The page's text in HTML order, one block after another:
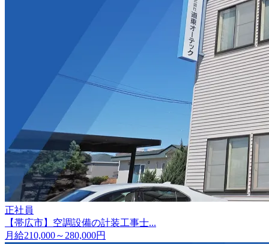
正社員
【帯広市】空調設備の計装工事士...
月給210,000～280,000円